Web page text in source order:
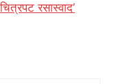
रसास्वाद’